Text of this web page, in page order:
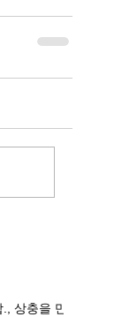
사람이 사
1분 분량
구하는 십
상충을 만